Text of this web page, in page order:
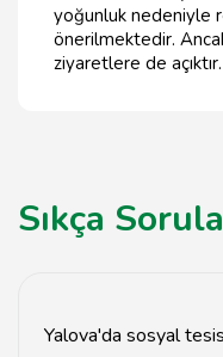
yoğunluk nedeniyle
önerilmektedir.
ziyaretlere de açıktır.
Sıkça
Yalova'da sosyal